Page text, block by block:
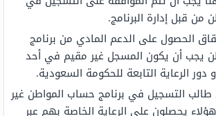
قبل إدارة البرنامج.
الحصول على الدعم المادي من برنامج
يجب أن يكون المسجل غير مقيم في أحد
دور الرعاية التابعة للحكومة السعودية.
طالب التسجيل في برنامج حساب المواطن غير
يحصلون على الرعاية الخاصة بهم عبر